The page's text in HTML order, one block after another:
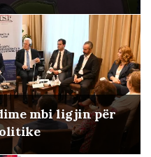
mbi ligjin për